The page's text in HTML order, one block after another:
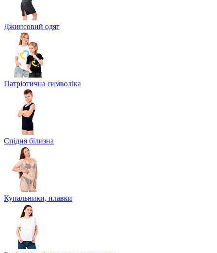
Джинсовий одяг
Патріотична символіка
Спідня білизна
Купальники, плавки